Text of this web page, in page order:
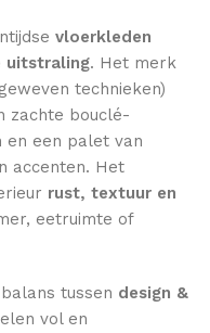
vloerkleden
uitstraling. Het merk
technieken)
zachte bouclé-
en een palet van
accenten. Het
rust, textuur en
eetruimte of
tussen design &
vol en